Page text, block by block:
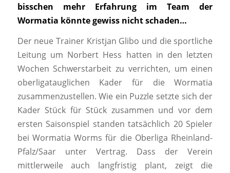
bisschen mehr Erfahrung im Team der
Wormatia könnte gewiss nicht schaden…
Der neue Trainer Kristjan Glibo und die sportliche
Leitung um Norbert Hess hatten in den letzten
Wochen Schwerstarbeit zu verrichten, um einen
oberligatauglichen Kader für die Wormatia
zusammenzustellen. Wie ein Puzzle setzte sich der
Kader Stück für Stück zusammen und vor dem
ersten Saisonspiel standen tatsächlich 20 Spieler
bei Wormatia Worms für die Oberliga Rheinland-
Pfalz/Saar unter Vertrag. Dass der Verein
mittlerweile auch langfristig plant, zeigt die